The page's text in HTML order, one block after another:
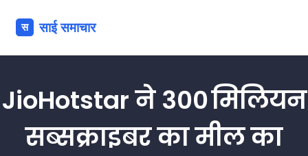
JioHotstar ने 300 मिलियन
सब्सक्राइबर का मील का